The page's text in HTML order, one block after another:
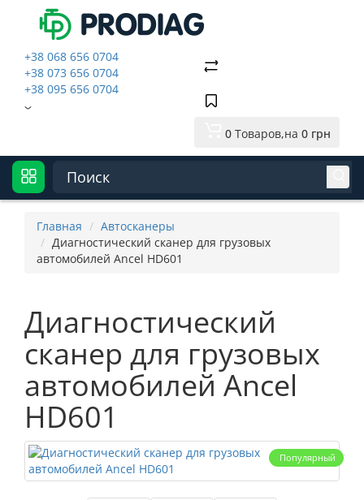
+38 068 656 0704
+38 073 656 0704
+38 095 656 0704
0 Tоваров,на 0 грн
Главная
Автосканеры
Диагностический сканер для грузовых
автомобилей Ancel HD601
Диагностический
сканер для грузовых
автомобилей Ancel
HD601
Популярный